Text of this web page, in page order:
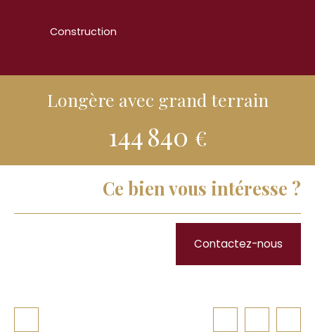
Construction
Longère avec grand terrain
144 840 €
Ce bien vous intéresse ?
Contactez-nous